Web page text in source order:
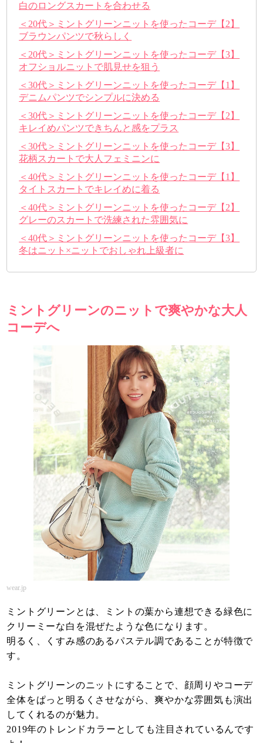
白のロングスカートを合わせる
＜20代＞ミントグリーンニットを使ったコーデ【2】
ブラウンパンツで秋らしく
＜20代＞ミントグリーンニットを使ったコーデ【3】
オフショルニットで肌見せを狙う
＜30代＞ミントグリーンニットを使ったコーデ【1】
デニムパンツでシンプルに決める
＜30代＞ミントグリーンニットを使ったコーデ【2】
キレイめパンツできちんと感をプラス
＜30代＞ミントグリーンニットを使ったコーデ【3】
花柄スカートで大人フェミニンに
＜40代＞ミントグリーンニットを使ったコーデ【1】
タイトスカートでキレイめに着る
＜40代＞ミントグリーンニットを使ったコーデ【2】
グレーのスカートで洗練された雰囲気に
＜40代＞ミントグリーンニットを使ったコーデ【3】
冬はニット×ニットでおしゃれ上級者に
ミントグリーンのニットで爽やかな大人
コーデへ
wear.jp
ミントグリーンとは、ミントの葉から連想できる緑色に
クリーミーな白を混ぜたような色になります。
明るく、くすみ感のあるパステル調であることが特徴で
す。
ミントグリーンのニットにすることで、顔周りやコーデ
全体をぱっと明るくさせながら、爽やかな雰囲気も演出
してくれるのが魅力。
2019年のトレンドカラーとしても注目されているんです